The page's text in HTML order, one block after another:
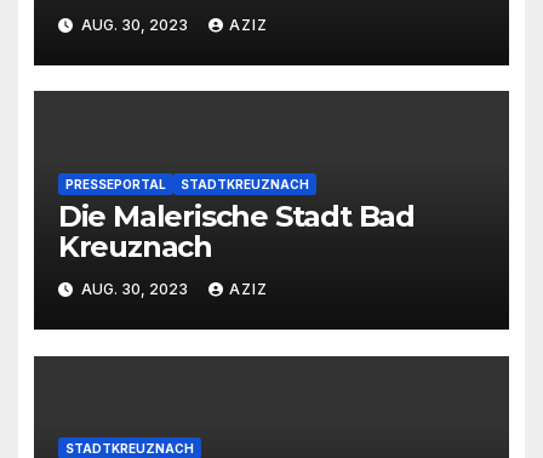
AUG. 30, 2023 AZIZ
PRESSEPORTAL STADTKREUZNACH
Die Malerische Stadt Bad
Kreuznach
AUG. 30, 2023 AZIZ
STADTKREUZNACH